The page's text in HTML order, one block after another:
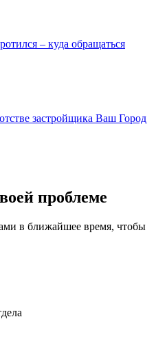
– куда обращаться
застройщика Ваш Город
проблеме
в ближайшее время, чтобы